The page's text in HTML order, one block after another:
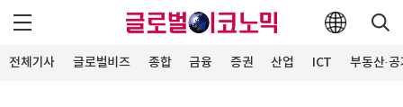
전체기사 글로벌비즈 종합 금융 증권 산업 ICT 부동산·